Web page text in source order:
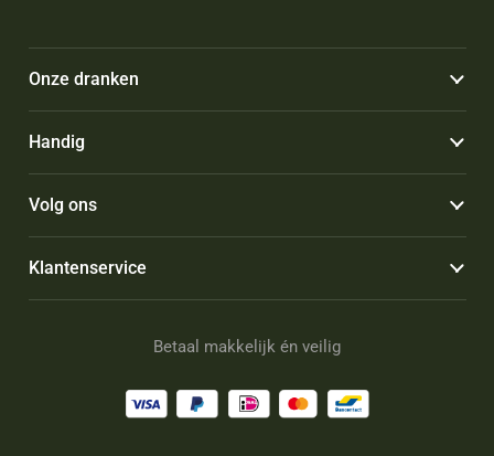
Onze dranken
Handig
Volg ons
Klantenservice
Betaal makkelijk én veilig